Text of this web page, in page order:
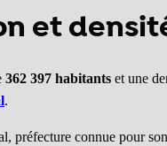
et
362 397 habitants et une
.
préfecture connue pour